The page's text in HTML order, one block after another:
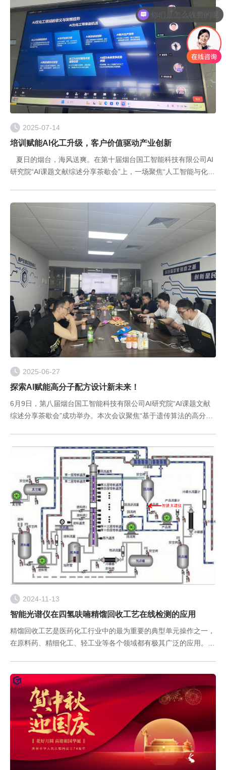
2025-07-14
培训赋能AI化工升级，客户价值驱动产业创新
夏日的烟台，海风送爽。在第十届烟台国工智能科技有限公司AI
研究院“AI课题文献综述分享茶歇会”上，一场聚焦“人工智能与化工
2025-06-27
探索AI赋能高分子配方设计新未来！
6月9日，第八届烟台国工智能科技有限公司AI研究院“AI课题文献
综述分享茶歇会”成功举办。本次会议聚焦“基于遗传算法的高分子
2024-11-13
智能光谱仪在四氢呋喃精馏回收工艺在线检测的应用
精馏回收工艺是医药化工行业中的最为重要的典型单元操作之一，
在原料药、精细化工、轻工业等各个领域都有极其广泛的应用。由
休滴定法
你们是怎么收费的呢